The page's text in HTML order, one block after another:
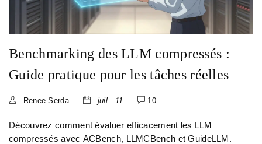
Benchmarking des LLM compressés :
Guide pratique pour les tâches réelles
Renee Serda juil.. 11 10
Découvrez comment évaluer efficacement les LLM
compressés avec ACBench, LLMCBench et GuideLLM.